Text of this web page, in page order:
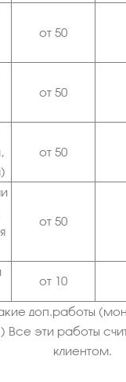
от 50
от 50
от 50
от 50
от 10
доп.работы
Все эти работы
клиентом.